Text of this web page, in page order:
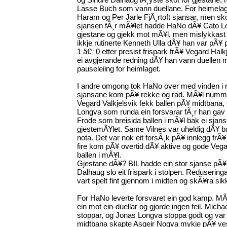
Lasse Buch som vann duellane. For
Haram og Per Jarle FjÃ¸rtoft sjansar, men
sjansen fÃ¸r mÃ¥let hadde HaNo dÃ¥ Cato
gjestane og gjekk mot mÃ¥l, men
ikkje rutinerte Kenneth Ulla dÃ¥ han var pÃ¥
1 â€“ 0 etter presist frispark frÃ¥ Vegard
ei avgjerande redning dÃ¥ han vann duellen
pauseleiing for heimlaget.
I andre omgong tok HaNo over med vinden i
sjansane kom pÃ¥ rekke og rad. MÃ¥l
Vegard Valkjelsvik fekk ballen pÃ¥
Longva som runda ein forsvarar fÃ¸r han
Frode som breisida ballen i mÃ¥l bak ei
gjestemÃ¥let. Same Vilnes var uheldig dÃ¥
nota. Det var nok eit forsÃ¸k pÃ¥ innlegg
fire kom pÃ¥ overtid dÃ¥ aktive og gode
ballen i mÃ¥l.
Gjestane dÃ¥? BIL hadde ein stor sjanse
Dalhaug slo eit frispark i stolpen.
vart spelt fint gjennom i midten og skÃ¥ra
For HaNo leverte forsvaret ein god kamp.
ein mot ein-duellar og gjorde ingen feil.
stoppar, og Jonas Longva stoppa godt og
midtbana skapte Asgeir Nogva mykje pÃ¥